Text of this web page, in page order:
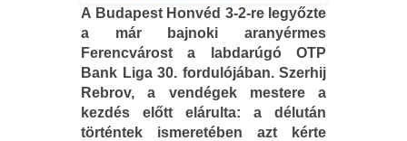
A Budapest Honvéd 3-2-re legyőzte
a már bajnoki aranyérmes
Ferencvárost a labdarúgó OTP
Bank Liga 30. fordulójában. Szerhij
Rebrov, a vendégek mestere a
kezdés előtt elárulta: a délután
történtek ismeretében azt kérte